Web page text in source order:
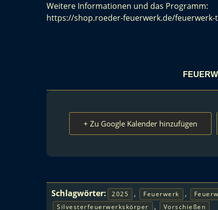
Weitere Informationen und das Programm:
https://shop.roeder-feuerwerk.de/feuerwerk-
+ Zu Google Kalender hinzufügen
Schlagwörter: 2025 , Feuerwerk ,
Silvesterfeuerwerkskörper , Vorschießen